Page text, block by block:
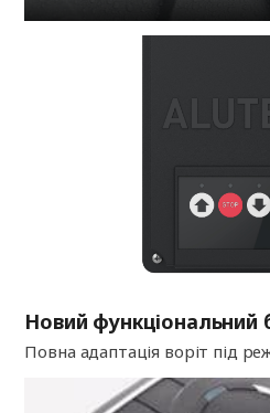
Новий функціональний
Повна адаптація воріт під